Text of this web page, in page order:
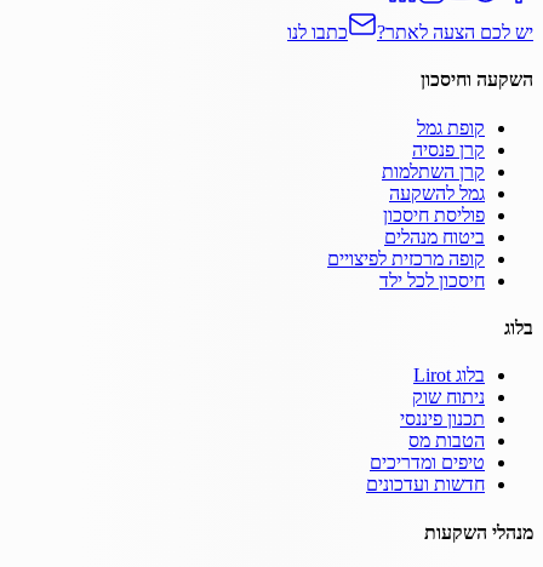
יש לכם הצעה לאתר? כתבו לנו
השקעה וחיסכון
קופת גמל
קרן פנסיה
קרן השתלמות
גמל להשקעה
פוליסת חיסכון
ביטוח מנהלים
קופה מרכזית לפיצויים
חיסכון לכל ילד
בלוג
בלוג Lirot
ניתוח שוק
תכנון פיננסי
הטבות מס
טיפים ומדריכים
חדשות ועדכונים
מנהלי השקעות